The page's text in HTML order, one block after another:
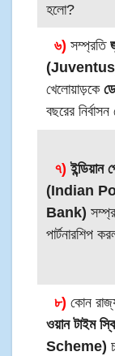
হলো?
৬) সম্প্রতি
খেলোয়াড়কে
বছরের
৭) ইন্ডিয়ান
(Indian
Bank)
পার্টনারশিপ
৮) কোন
ওয়ান টাইম
Scheme)